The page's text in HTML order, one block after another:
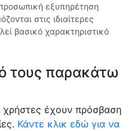
εξυπηρέτηση
στις ιδιαίτερες
βασικό χαρακτηριστικό
τους παρακάτω
χρήστες έχουν πρόσβαση
Κάντε κλικ εδώ για να